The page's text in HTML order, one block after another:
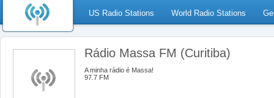
US Radio Stations World Radio Stations
Rádio Massa FM (Curitiba)
A minha rádio é Massa!
97.7 FM